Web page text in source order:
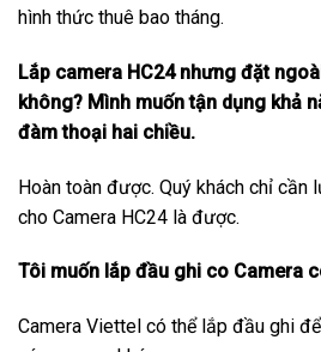
hình thức thuê bao tháng.
Lắp camera HC24 nhưng đặt
không? Mình muốn tận dụng khả
đàm thoại hai chiều.
Hoàn toàn được. Quý khách chỉ cần
cho Camera HC24 là được.
Tôi muốn lắp đầu ghi co Camera
Camera Viettel có thể lắp đầu ghi